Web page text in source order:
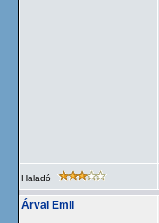
Haladó
Árvai Emil